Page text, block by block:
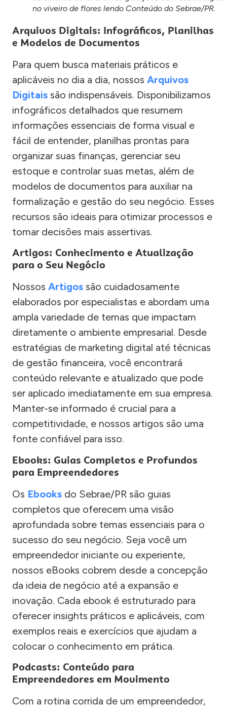
no viveiro de flores lendo Conteúdo do Sebrae/PR.
Arquivos Digitais: Infográficos, Planilhas
e Modelos de Documentos
Para quem busca materiais práticos e
aplicáveis no dia a dia, nossos Arquivos
Digitais são indispensáveis. Disponibilizamos
infográficos detalhados que resumem
informações essenciais de forma visual e
fácil de entender, planilhas prontas para
organizar suas finanças, gerenciar seu
estoque e controlar suas metas, além de
modelos de documentos para auxiliar na
formalização e gestão do seu negócio. Esses
recursos são ideais para otimizar processos e
tomar decisões mais assertivas.
Artigos: Conhecimento e Atualização
para o Seu Negócio
Nossos Artigos são cuidadosamente
elaborados por especialistas e abordam uma
ampla variedade de temas que impactam
diretamente o ambiente empresarial. Desde
estratégias de marketing digital até técnicas
de gestão financeira, você encontrará
conteúdo relevante e atualizado que pode
ser aplicado imediatamente em sua empresa.
Manter-se informado é crucial para a
competitividade, e nossos artigos são uma
fonte confiável para isso.
Ebooks: Guias Completos e Profundos
para Empreendedores
Os Ebooks do Sebrae/PR são guias
completos que oferecem uma visão
aprofundada sobre temas essenciais para o
sucesso do seu negócio. Seja você um
empreendedor iniciante ou experiente,
nossos eBooks cobrem desde a concepção
da ideia de negócio até a expansão e
inovação. Cada ebook é estruturado para
oferecer insights práticos e aplicáveis, com
exemplos reais e exercícios que ajudam a
colocar o conhecimento em prática.
Podcasts: Conteúdo para
Empreendedores em Movimento
Com a rotina corrida de um empreendedor,